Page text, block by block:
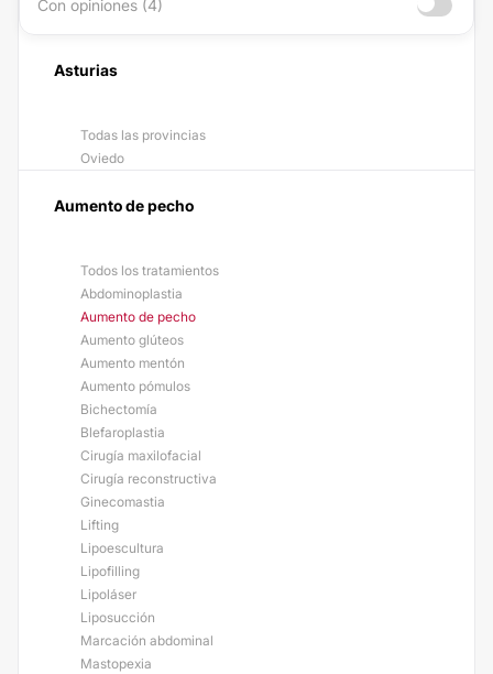
Con opiniones (4)
Asturias
Todas las provincias
Oviedo
Aumento de pecho
Todos los tratamientos
Abdominoplastia
Aumento de pecho
Aumento glúteos
Aumento mentón
Aumento pómulos
Bichectomía
Blefaroplastia
Cirugía maxilofacial
Cirugía reconstructiva
Ginecomastia
Lifting
Lipoescultura
Lipofilling
Lipoláser
Liposucción
Marcación abdominal
Mastopexia